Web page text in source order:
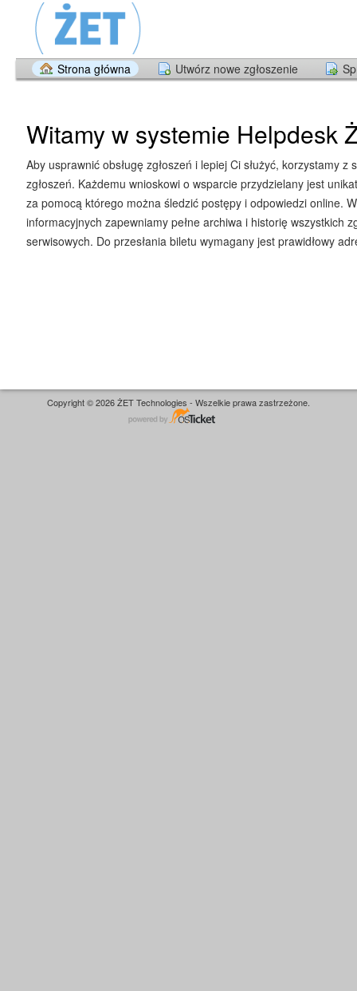
Strona główna Utwórz nowe zgłoszenie
Witamy w systemie Helpdesk
Aby usprawnić obsługę zgłoszeń i lepiej Ci służyć, korzystamy z
zgłoszeń. Każdemu wnioskowi o wsparcie przydzielany jest
za pomocą którego można śledzić postępy i odpowiedzi online.
informacyjnych zapewniamy pełne archiwa i historię wszystkich
serwisowych. Do przesłania biletu wymagany jest prawidłowy
Copyright © 2026 ŻET Technologies - Wszelkie prawa zastrzeżone.